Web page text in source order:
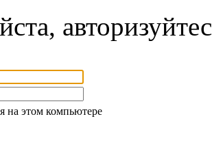
на этом компьютере